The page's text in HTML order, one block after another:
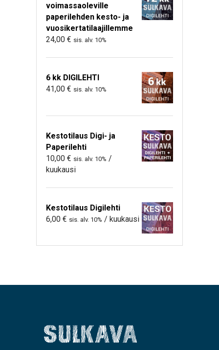
voimassaoleville
paperilehden kesto- ja
vuosikertatilaajillemme
24,00 € sis. alv. 10%
6 kk DIGILEHTI
41,00 € sis. alv. 10%
Kestotilaus Digi- ja
Paperilehti
10,00 € sis. alv. 10% /
kuukausi
Kestotilaus Digilehti
6,00 € sis. alv. 10% / kuukausi